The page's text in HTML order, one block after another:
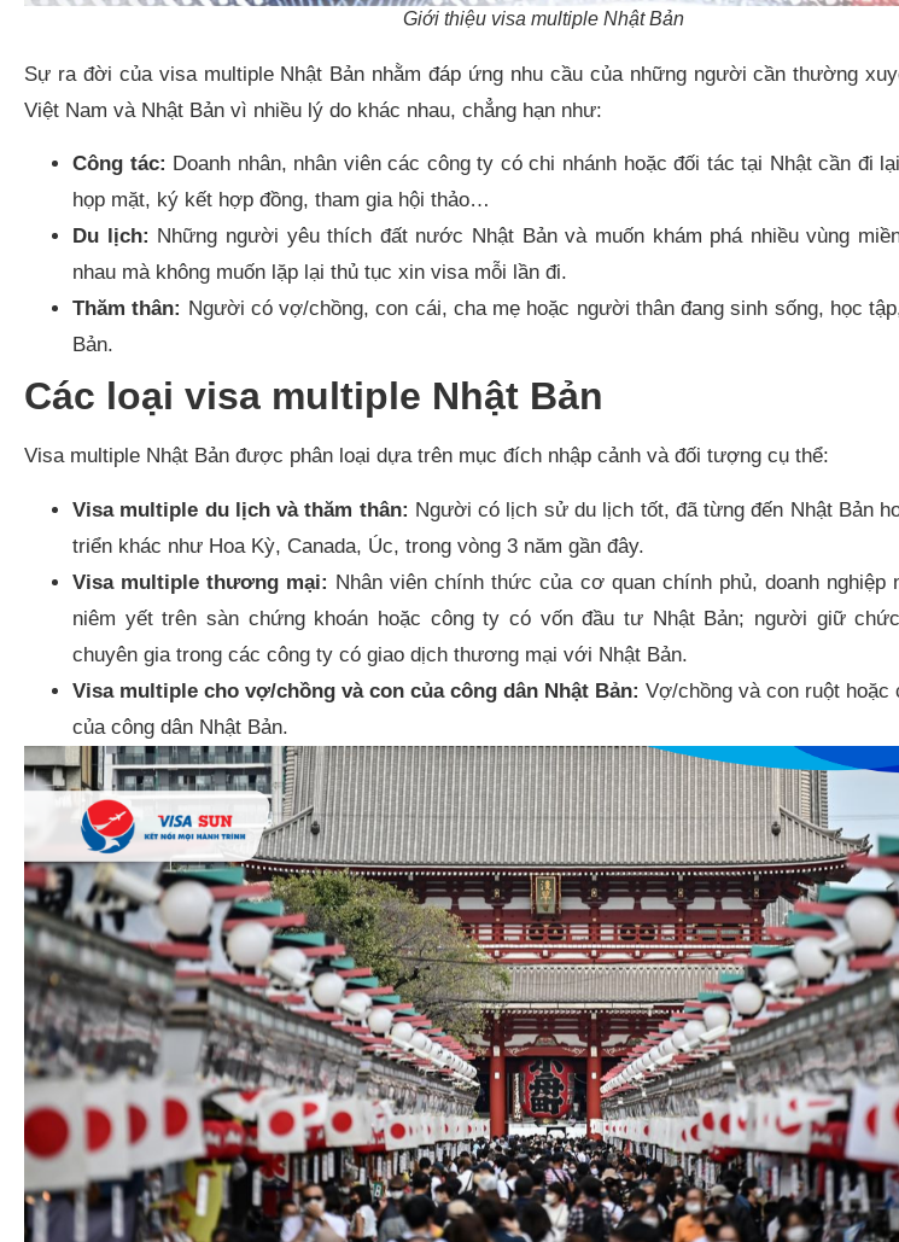
Giới thiệu visa multiple Nhật Bản
Sự ra đời của visa multiple Nhật Bản nhằm đáp ứng nhu cầu của những người cần thường
Việt Nam và Nhật Bản vì nhiều lý do khác nhau, chẳng hạn như:
Công tác: Doanh nhân, nhân viên các công ty có chi nhánh hoặc đối tác tại Nhật cần đi
họp mặt, ký kết hợp đồng, tham gia hội thảo…
Du lịch: Những người yêu thích đất nước Nhật Bản và muốn khám phá nhiều vùng
nhau mà không muốn lặp lại thủ tục xin visa mỗi lần đi.
Thăm thân: Người có vợ/chồng, con cái, cha mẹ hoặc người thân đang sinh sống, học
Bản.
Các loại visa multiple Nhật Bản
Visa multiple Nhật Bản được phân loại dựa trên mục đích nhập cảnh và đối tượng cụ thể:​
Visa multiple du lịch và thăm thân: Người có lịch sử du lịch tốt, đã từng đến Nhật Bản
triển khác như Hoa Kỳ, Canada, Úc, trong vòng 3 năm gần đây.​
Visa multiple thương mại: Nhân viên chính thức của cơ quan chính phủ, doanh nghiệp
niêm yết trên sàn chứng khoán hoặc công ty có vốn đầu tư Nhật Bản; người giữ
chuyên gia trong các công ty có giao dịch thương mại với Nhật Bản.​
Visa multiple cho vợ/chồng và con của công dân Nhật Bản: Vợ/chồng và con ruột hoặc
của công dân Nhật Bản.​